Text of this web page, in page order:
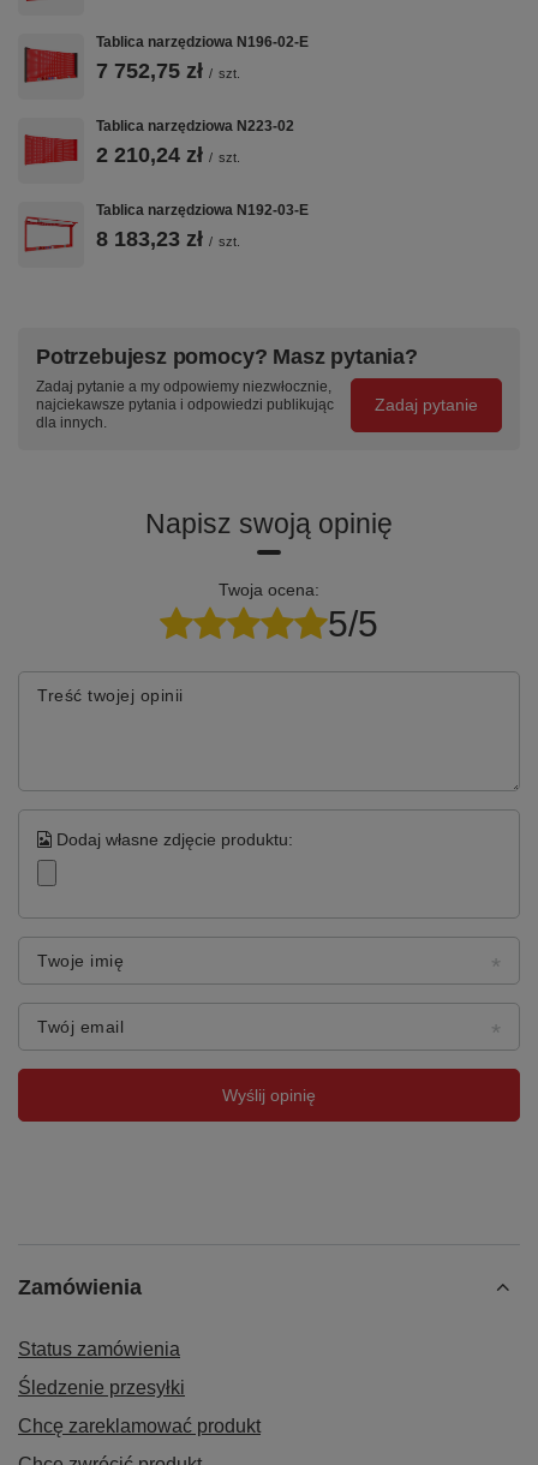
Tablica narzędziowa N196-02-E
7 752,75 zł / szt.
Tablica narzędziowa N223-02
2 210,24 zł / szt.
Tablica narzędziowa N192-03-E
8 183,23 zł / szt.
Potrzebujesz pomocy? Masz pytania?
Zadaj pytanie a my odpowiemy niezwłocznie,
najciekawsze pytania i odpowiedzi publikując
dla innych.
Zadaj pytanie
Napisz swoją opinię
Twoja ocena:
5/5
Treść twojej opinii
Dodaj własne zdjęcie produktu:
Twoje imię
Twój email
Wyślij opinię
Zamówienia
Status zamówienia
Śledzenie przesyłki
Chcę zareklamować produkt